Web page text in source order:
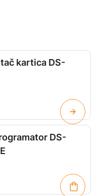
kartica DS-
DS-